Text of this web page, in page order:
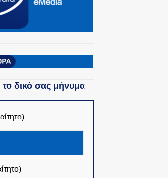
το δικό σας μήνυμα